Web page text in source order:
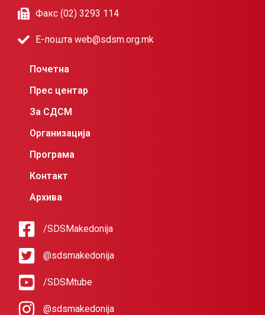
Факс (02) 3293 114
Е-пошта web@sdsm.org.mk
Почетна
Прес центар
За СДСМ
Организација
Програма
Контакт
Архива
/SDSMakedonija
@sdsmakedonija
/SDSMtube
@sdsmakedonija